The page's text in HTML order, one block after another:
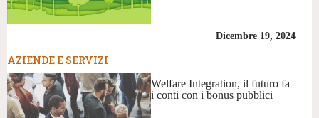
Dicembre 19, 2024
AZIENDE E SERVIZI
Welfare Integration, il futuro fa
i conti con i bonus pubblici